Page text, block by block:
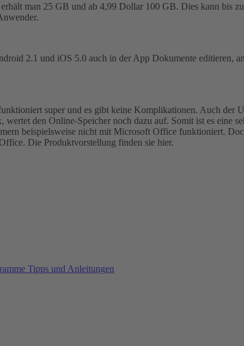
man 25 GB und ab 4,99 Dollar 100 GB. Dies kann bis
2.1 und iOS 5.0 auch in der App Dokumente editieren,
super und es gibt keine Komplikationen. Auch der
den Online-Speicher noch dazu auf. Somit ist es eine
beispielsweise nicht mit Microsoft Office funktioniert.
Die Produktvorstellung finden sie hier.